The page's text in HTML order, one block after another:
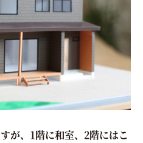
が、1階に和室、2階にはこ